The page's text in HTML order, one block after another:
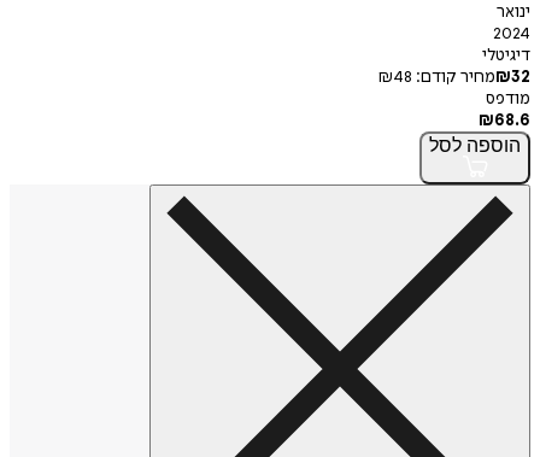
ינואר
2024
דיגיטלי
₪32 מחיר קודם: ₪48
מודפס
₪68.6
הוספה לסל